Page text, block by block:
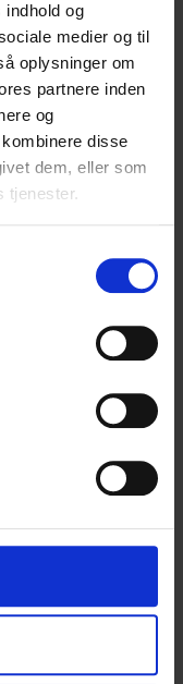
og
medier og til
oplysninger om
partnere inden
og
disse
dem, eller som
tjenester.
'Adviseringer'
for?
twice
side?
formular, så